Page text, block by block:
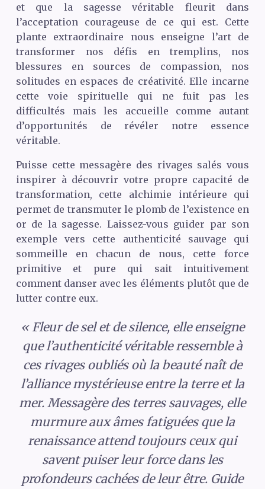
et que la sagesse véritable fleurit dans
l’acceptation courageuse de ce qui est. Cette
plante extraordinaire nous enseigne l’art de
transformer nos défis en tremplins, nos
blessures en sources de compassion, nos
solitudes en espaces de créativité. Elle incarne
cette voie spirituelle qui ne fuit pas les
difficultés mais les accueille comme autant
d’opportunités de révéler notre essence
véritable.
Puisse cette messagère des rivages salés vous
inspirer à découvrir votre propre capacité de
transformation, cette alchimie intérieure qui
permet de transmuter le plomb de l’existence en
or de la sagesse. Laissez-vous guider par son
exemple vers cette authenticité sauvage qui
sommeille en chacun de nous, cette force
primitive et pure qui sait intuitivement
comment danser avec les éléments plutôt que de
lutter contre eux.
« Fleur de sel et de silence, elle enseigne
que l’authenticité véritable ressemble à
ces rivages oubliés où la beauté naît de
l’alliance mystérieuse entre la terre et la
mer. Messagère des terres sauvages, elle
murmure aux âmes fatiguées que la
renaissance attend toujours ceux qui
savent puiser leur force dans les
profondeurs cachées de leur être. Guide